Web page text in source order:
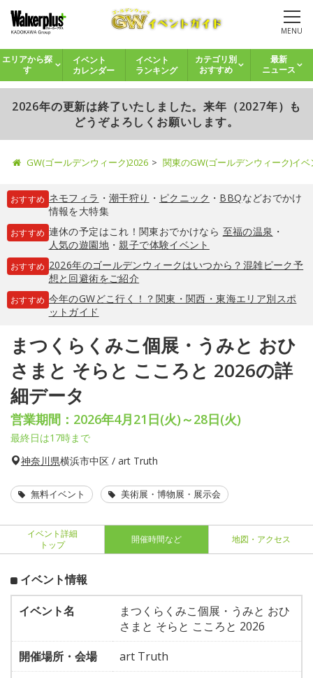
MENU
エリアから探
す
イベント
カレンダー
イベント
ランキング
カテゴリ別
おすすめ
最新
ニュース
2026年の更新は終了いたしました。来年（2027年）も
どうぞよろしくお願いします。
GW(ゴールデンウィーク)2026 関東のGW(ゴールデンウィーク)イ
おすすめ ネモフィラ ・ 潮干狩り ・ ピクニック ・ BBQなどおでかけ
情報を大特集
おすすめ 連休の予定はこれ！関東おでかけなら 至福の温泉 ・
人気の遊園地・親子で体験イベント
おすすめ 2026年のゴールデンウィークはいつから？混雑ピーク予
想と回避術をご紹介
おすすめ 今年のGWどこ行く！？関東・関西・東海エリア別スポ
ットガイド
まつくらくみこ個展・うみと おひ
さまと そらと こころと 2026の詳
細データ
営業期間：2026年4月21日(火)～28日(火)
最終日は17時まで
神奈川県横浜市中区 / art Truth
無料イベント 美術展・博物展・展示会
イベント詳細
トップ
開催時間など 地図・アクセス
イベント情報
イベント名
まつくらくみこ個展・うみと おひ
さまと そらと こころと 2026
開催場所・会場
art Truth